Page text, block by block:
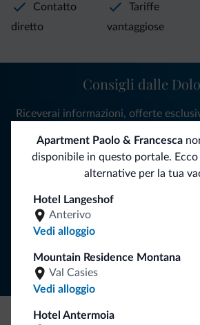
Apartment Paolo & Francesca
disponibile in questo portale.
alternative per la tua
Hotel Langeshof
Anterivo
Vedi alloggio
Mountain Residence Montana
Val Casies
Vedi alloggio
Hotel Antermoia
Contatto
diretto
Tariffe
vantaggiose
Consigli dalle
Riceverai informazioni, offerte